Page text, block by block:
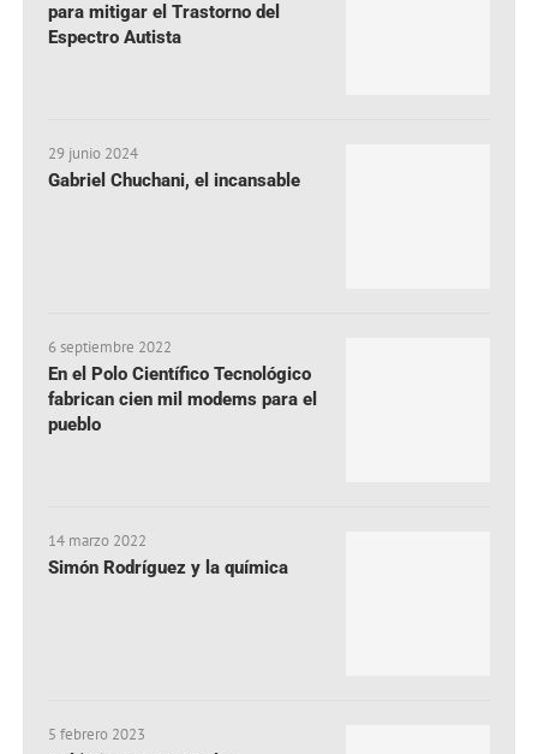
para mitigar el Trastorno del
Espectro Autista
29 junio 2024
Gabriel Chuchani, el incansable
6 septiembre 2022
En el Polo Científico Tecnológico
fabrican cien mil modems para el
pueblo
14 marzo 2022
Simón Rodríguez y la química
5 febrero 2023